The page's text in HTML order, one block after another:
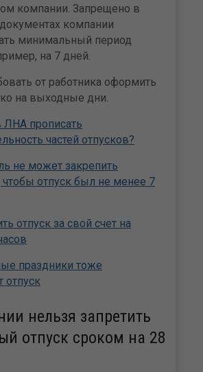
компании. Запрещено в
компании
минимальный период
на 7 дней.
от работника оформить
на выходные дни.
прописать
частей отпусков?
не может закрепить
отпуск был не менее 7
отпуск за свой счет на
праздники тоже
отпуск
нельзя запретить
отпуск сроком на 28